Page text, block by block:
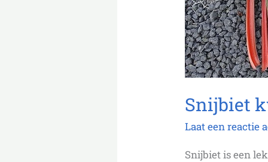
Snijbiet
Laat een reactie
Snijbiet is een